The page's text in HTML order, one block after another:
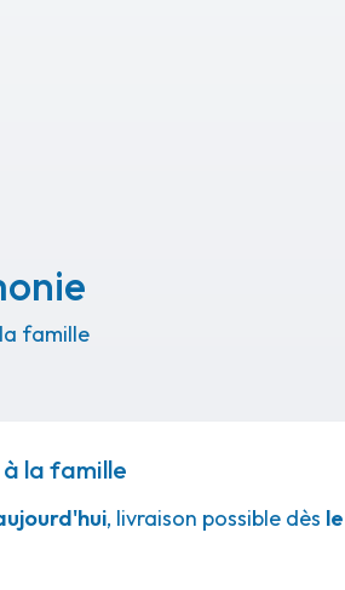
famille
la famille
, livraison possible dès le